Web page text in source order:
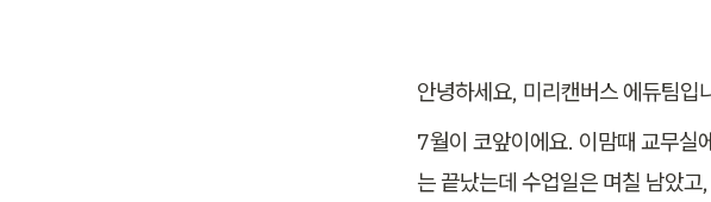
안녕하세요, 미리캔버스 에듀팀입
7월이 코앞이에요. 이맘때 교무실
는 끝났는데 수업일은 며칠 남았